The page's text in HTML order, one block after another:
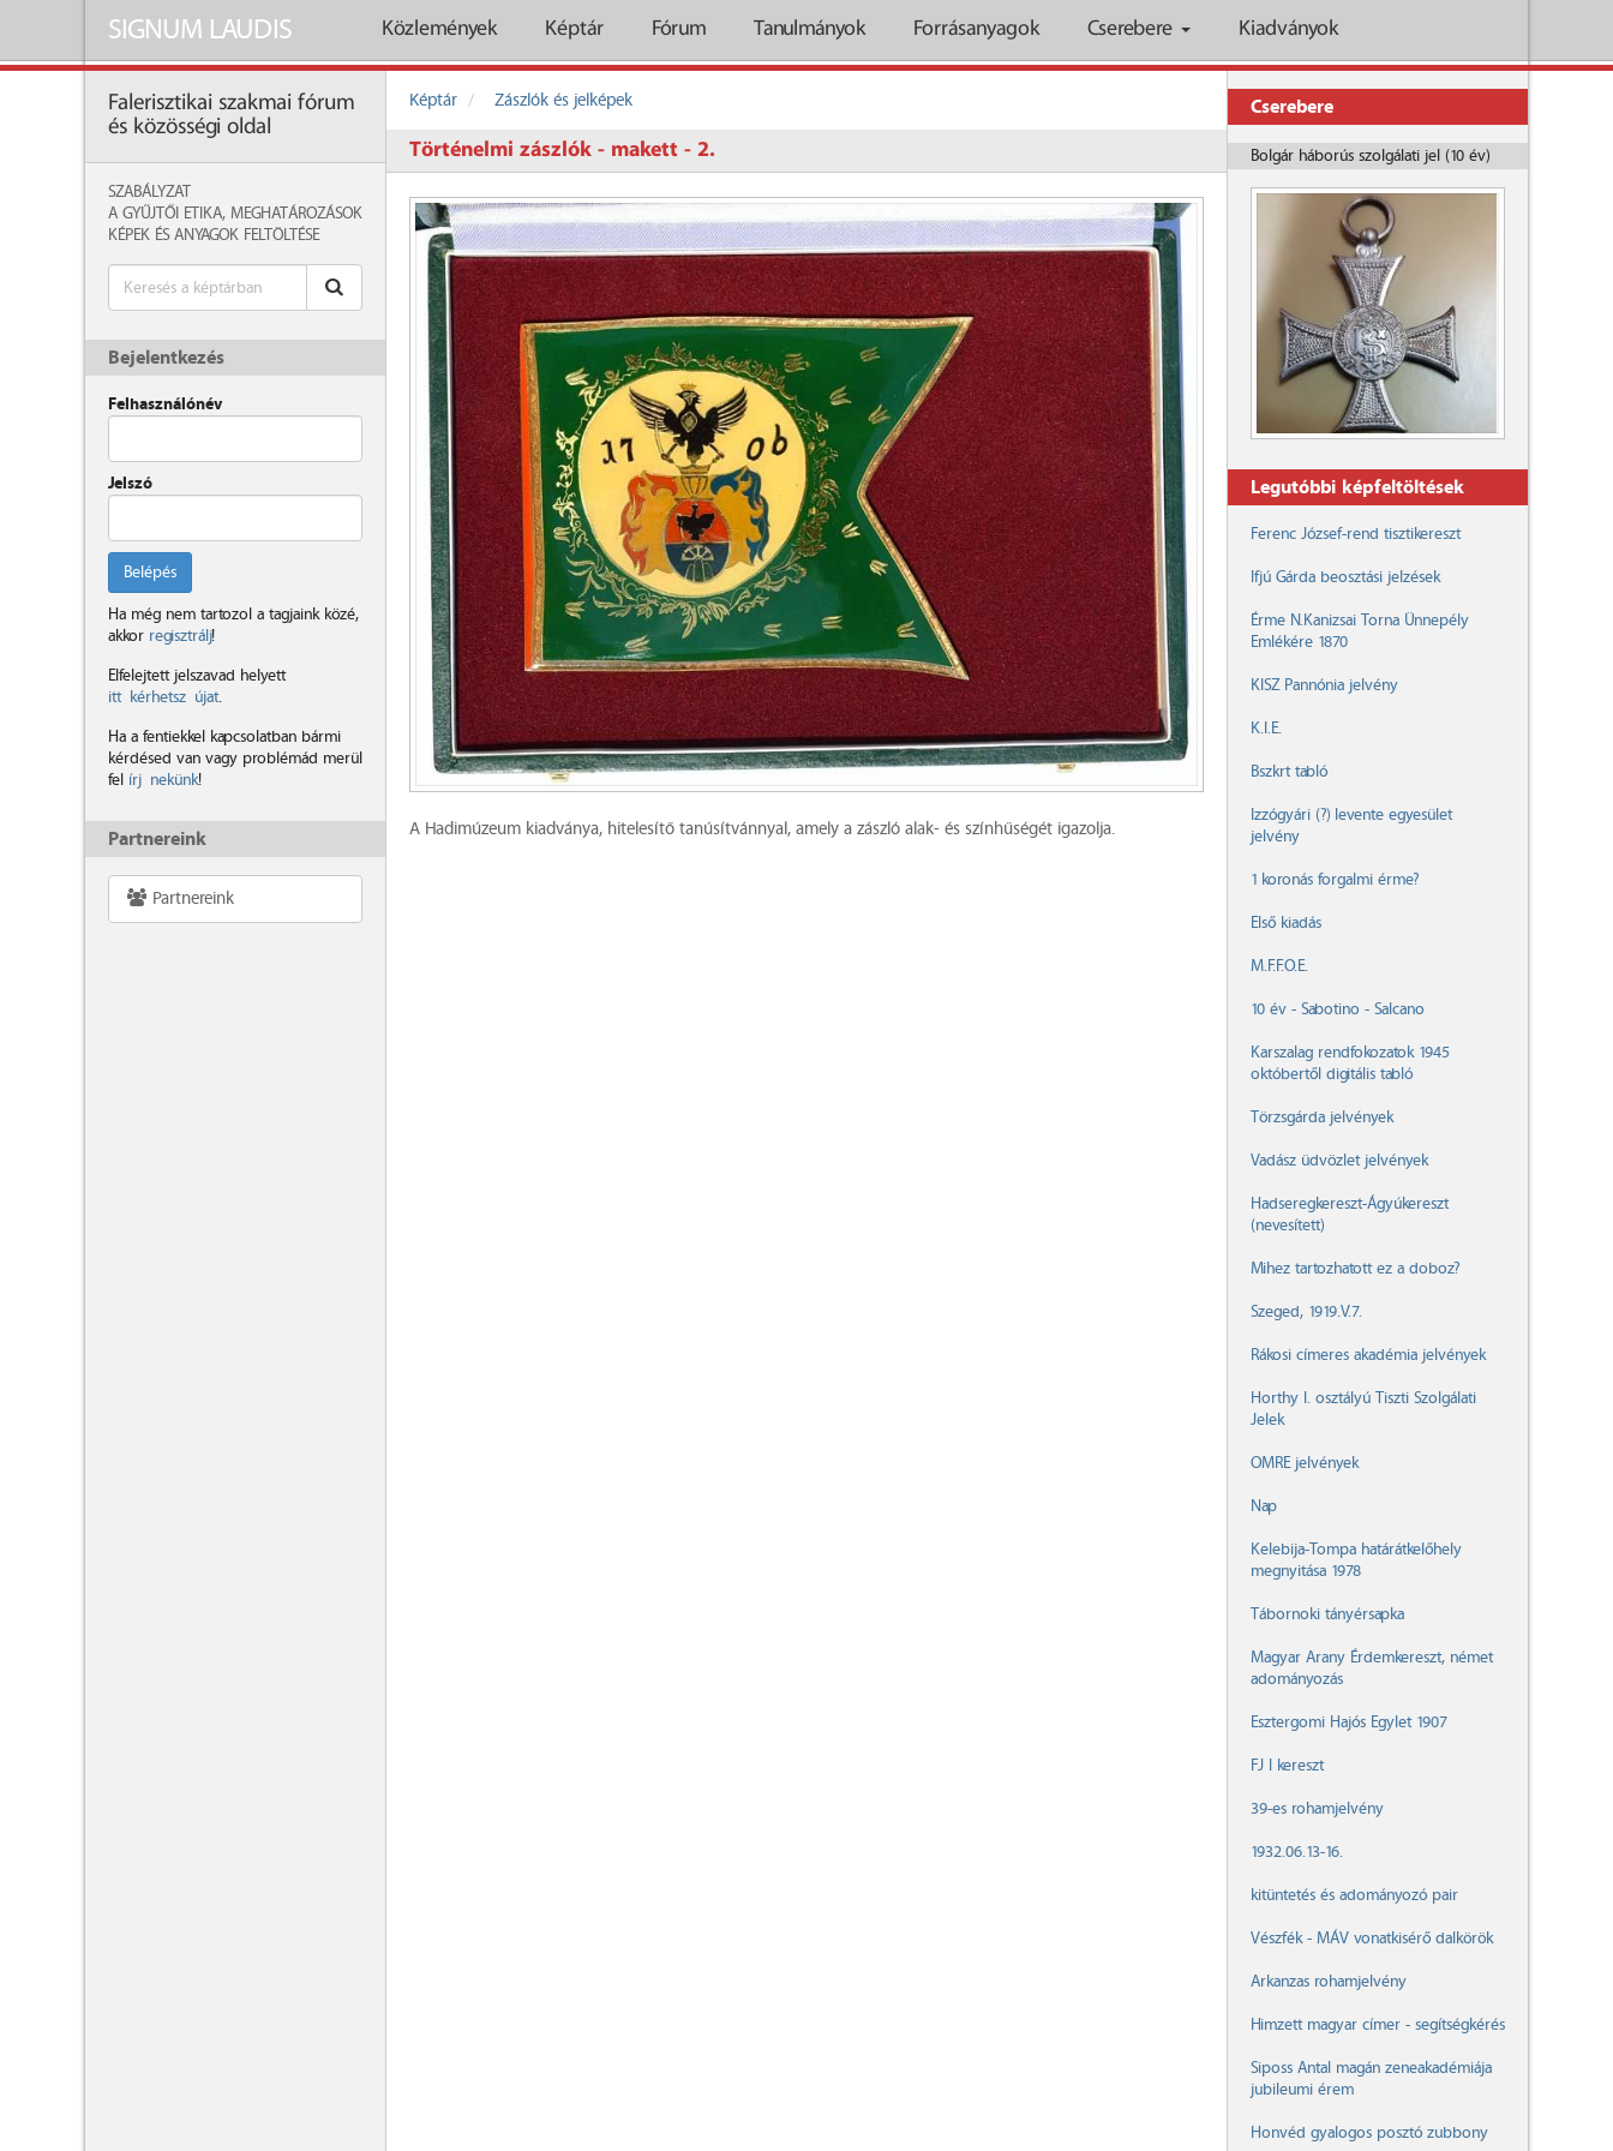
SIGNUM LAUDIS Közlemények Képtár Fórum Tanulmányok Forrásanyagok Cserebere Kiadványok
Falerisztikai szakmai fórum
és közösségi oldal
SZABÁLYZAT
A GYŰJTŐI ETIKA, MEGHATÁROZÁSOK
KÉPEK ÉS ANYAGOK FELTÖLTÉSE
Bejelentkezés
Felhasználónév
Jelszó
Belépés
Ha még nem tartozol a tagjaink közé,
akkor regisztrálj!
Elfelejtett jelszavad helyett
itt kérhetsz újat.
Ha a fentiekkel kapcsolatban bármi
kérdésed van vagy problémád merül
fel írj nekünk!
Partnereink
Partnereink
Képtár Zászlók és jelképek
Történelmi zászlók - makett - 2.
A Hadimúzeum kiadványa, hitelesítő tanúsítvánnyal, amely a zászló alak- és színhűségét igazolja.
Cserebere
Bolgár háborús szolgálati jel (10 év)
Legutóbbi képfeltöltések
Ferenc József-rend tisztikereszt
Ifjú Gárda beosztási jelzések
Érme N.Kanizsai Torna Ünnepély
Emlékére 1870
KISZ Pannónia jelvény
K.I.E.
Bszkrt tabló
Izzógyári (?) levente egyesület
jelvény
1 koronás forgalmi érme?
Első kiadás
M.F.F.O.E.
10 év - Sabotino - Salcano
Karszalag rendfokozatok 1945
októbertől digitális tabló
Törzsgárda jelvények
Vadász üdvözlet jelvények
Hadseregkereszt-Ágyúkereszt
(nevesített)
Mihez tartozhatott ez a doboz?
Szeged, 1919.V.7.
Rákosi címeres akadémia jelvények
Horthy I. osztályú Tiszti Szolgálati
Jelek
OMRE jelvények
Nap
Kelebija-Tompa határátkelőhely
megnyitása 1978
Tábornoki tányérsapka
Magyar Arany Érdemkereszt, német
adományozás
Esztergomi Hajós Egylet 1907
FJ I kereszt
39-es rohamjelvény
1932.06.13-16.
kitüntetés és adományozó pair
Vészfék - MÁV vonatkisérő dalkörök
Arkanzas rohamjelvény
Himzett magyar címer - segítségkérés
Siposs Antal magán zeneakadémiája
jubileumi érem
Honvéd gyalogos posztó zubbony